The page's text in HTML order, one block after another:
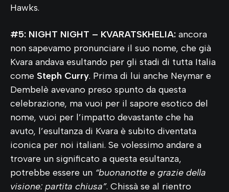
Hawks.
#5: NIGHT NIGHT – KVARATSKHELIA: ancora
non sapevamo pronunciare il suo nome, che già
Kvara andava esultando per gli stadi di tutta Italia
come Steph Curry. Prima di lui anche Neymar e
Dembelè avevano preso spunto da questa
celebrazione, ma vuoi per il sapore esotico del
nome, vuoi per l’impatto devastante che ha
avuto, l’esultanza di Kvara è subito diventata
iconica per noi italiani. Se volessimo andare a
trovare un significato a questa esultanza,
potrebbe essere un “buonanotte e grazie della
visione: partita chiusa”. Chissà se al rientro